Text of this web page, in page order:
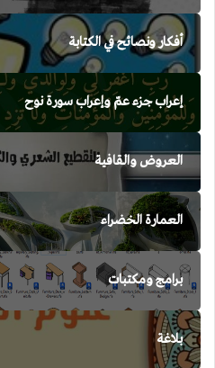
أفكار ونصائح في الكتابة
إعراب جزء عمّ وإعراب سورة نوح
العروض والقافية
العمارة الخضراء
برامج ومكتبات
بلاغة